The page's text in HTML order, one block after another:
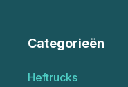
Categorieën
Heftrucks